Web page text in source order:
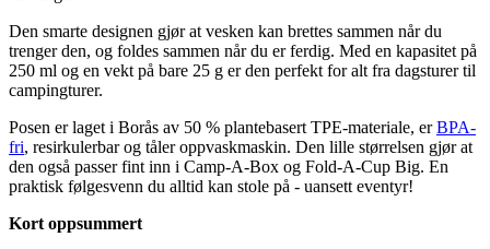
Den smarte designen gjør at vesken kan brettes sammen når du
trenger den, og foldes sammen når du er ferdig. Med en kapasitet på
250 ml og en vekt på bare 25 g er den perfekt for alt fra dagsturer til
campingturer.
Posen er laget i Borås av 50 % plantebasert TPE-materiale, erBPA-
fri, resirkulerbar og tåler oppvaskmaskin. Den lille størrelsen gjør at
den også passer fint inn i Camp-A-Box og Fold-A-Cup Big. En
praktisk følgesvenn du alltid kan stole på - uansett eventyr!
Kort oppsummert